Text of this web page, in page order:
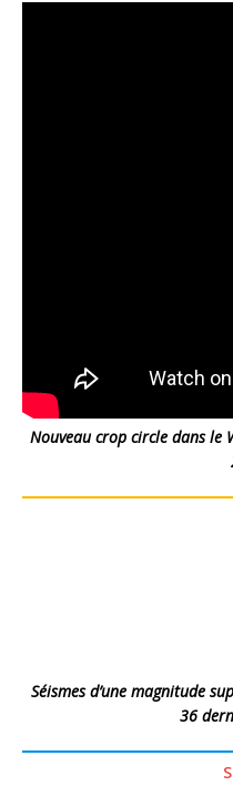
Nouveau crop circle dans le
Séismes d’une magnitude
36